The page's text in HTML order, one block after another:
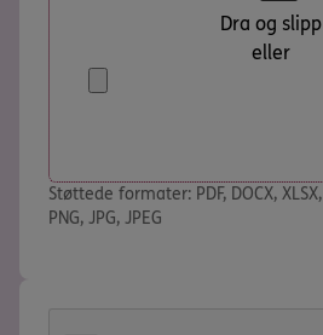
Dra og slipp
eller
Støttede formater: PDF, DOCX, XLSX,
PNG, JPG, JPEG